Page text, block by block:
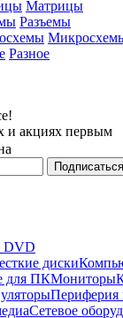
Матрицы
Разъемы
Разное
и акциях первым
DVD
диски
для ПКМониторы
Периферия
Сетевое